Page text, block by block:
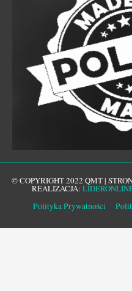
© COPYRIGHT 2022 QMT |
REALIZACJA:
Polityka Prywatności